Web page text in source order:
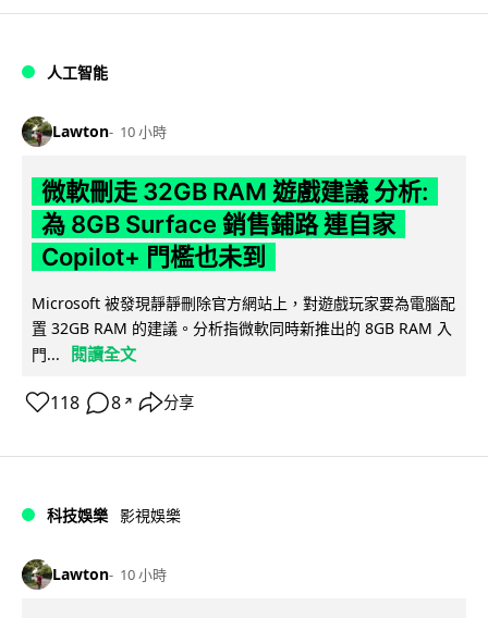
人工智能
Lawton 10 小時
微軟刪走 32GB RAM 遊戲建議 分析:
為 8GB Surface 銷售鋪路 連自家
Copilot+ 門檻也未到
Microsoft 被發現靜靜刪除官方網站上，對遊戲玩家要為電腦配
置 32GB RAM 的建議。分析指微軟同時新推出的 8GB RAM 入
門...
閱讀全文
118 8 ↗ 分享
科技娛樂 影視娛樂
Lawton 10 小時